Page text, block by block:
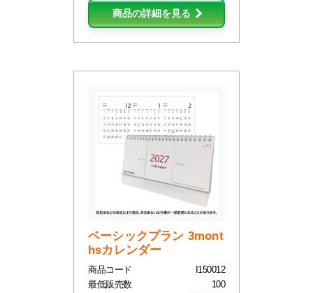
商品の詳細を見る
ベーシックプラン 3mont
hsカレンダー
商品コード
I150012
最低販売数
100